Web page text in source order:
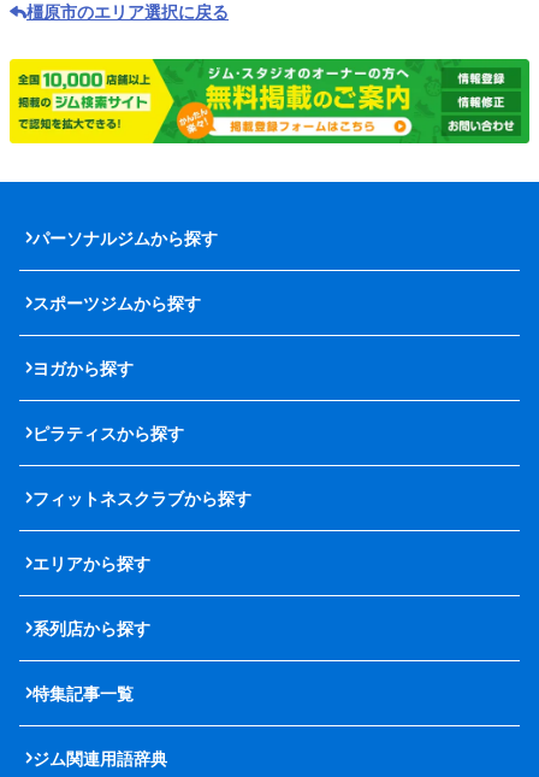
橿原市のエリア選択に戻る
パーソナルジムから探す
スポーツジムから探す
ヨガから探す
ピラティスから探す
フィットネスクラブから探す
エリアから探す
系列店から探す
特集記事一覧
ジム関連用語辞典